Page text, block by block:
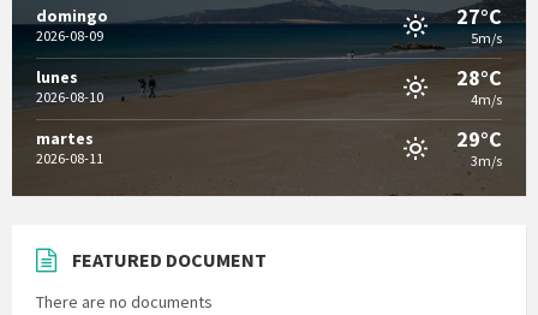
domingo
2026-08-09
27°C
5m/s
lunes
2026-08-10
28°C
4m/s
martes
2026-08-11
29°C
3m/s
FEATURED DOCUMENT
There are no documents